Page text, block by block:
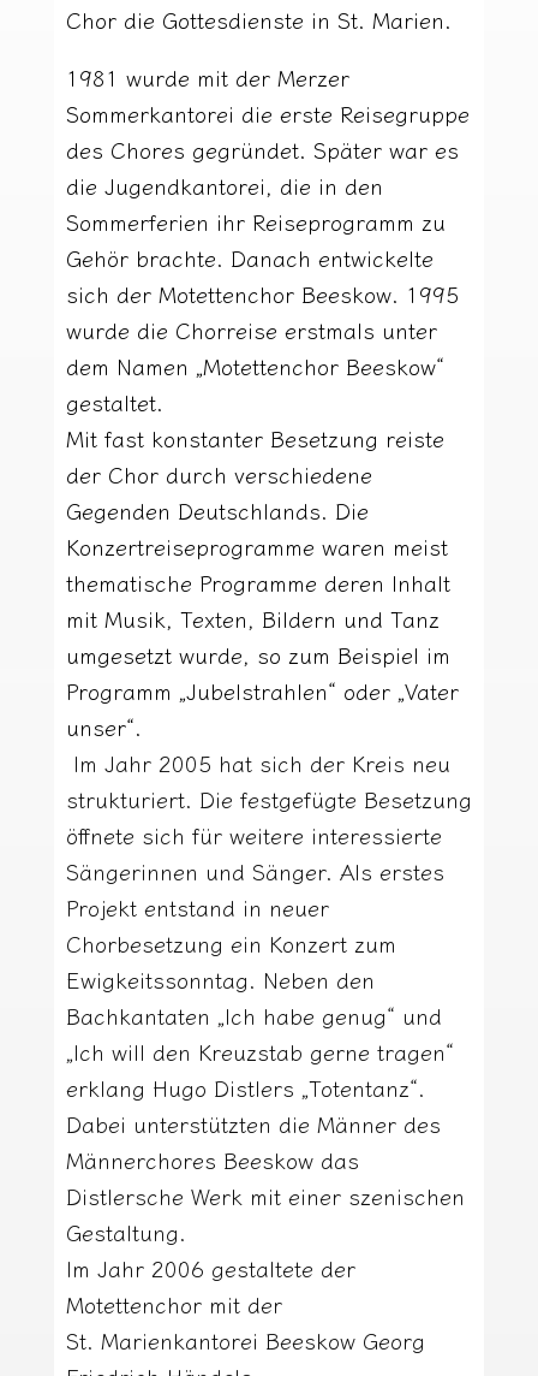
Chor die Gottesdienste in St. Marien.
1981 wurde mit der Merzer
Sommerkantorei die erste Reisegruppe
des Chores gegründet. Später war es
die Jugendkantorei, die in den
Sommerferien ihr Reiseprogramm zu
Gehör brachte. Danach entwickelte
sich der Motettenchor Beeskow. 1995
wurde die Chorreise erstmals unter
dem Namen „Motettenchor Beeskow“
gestaltet.
Mit fast konstanter Besetzung reiste
der Chor durch verschiedene
Gegenden Deutschlands. Die
Konzertreiseprogramme waren meist
thematische Programme deren Inhalt
mit Musik, Texten, Bildern und Tanz
umgesetzt wurde, so zum Beispiel im
Programm „Jubelstrahlen“ oder „Vater
unser“.
Im Jahr 2005 hat sich der Kreis neu
strukturiert. Die festgefügte Besetzung
öffnete sich für weitere interessierte
Sängerinnen und Sänger. Als erstes
Projekt entstand in neuer
Chorbesetzung ein Konzert zum
Ewigkeitssonntag. Neben den
Bachkantaten „Ich habe genug“ und
„Ich will den Kreuzstab gerne tragen“
erklang Hugo Distlers „Totentanz“.
Dabei unterstützten die Männer des
Männerchores Beeskow das
Distlersche Werk mit einer szenischen
Gestaltung.
Im Jahr 2006 gestaltete der
Motettenchor mit der
St. Marienkantorei Beeskow Georg